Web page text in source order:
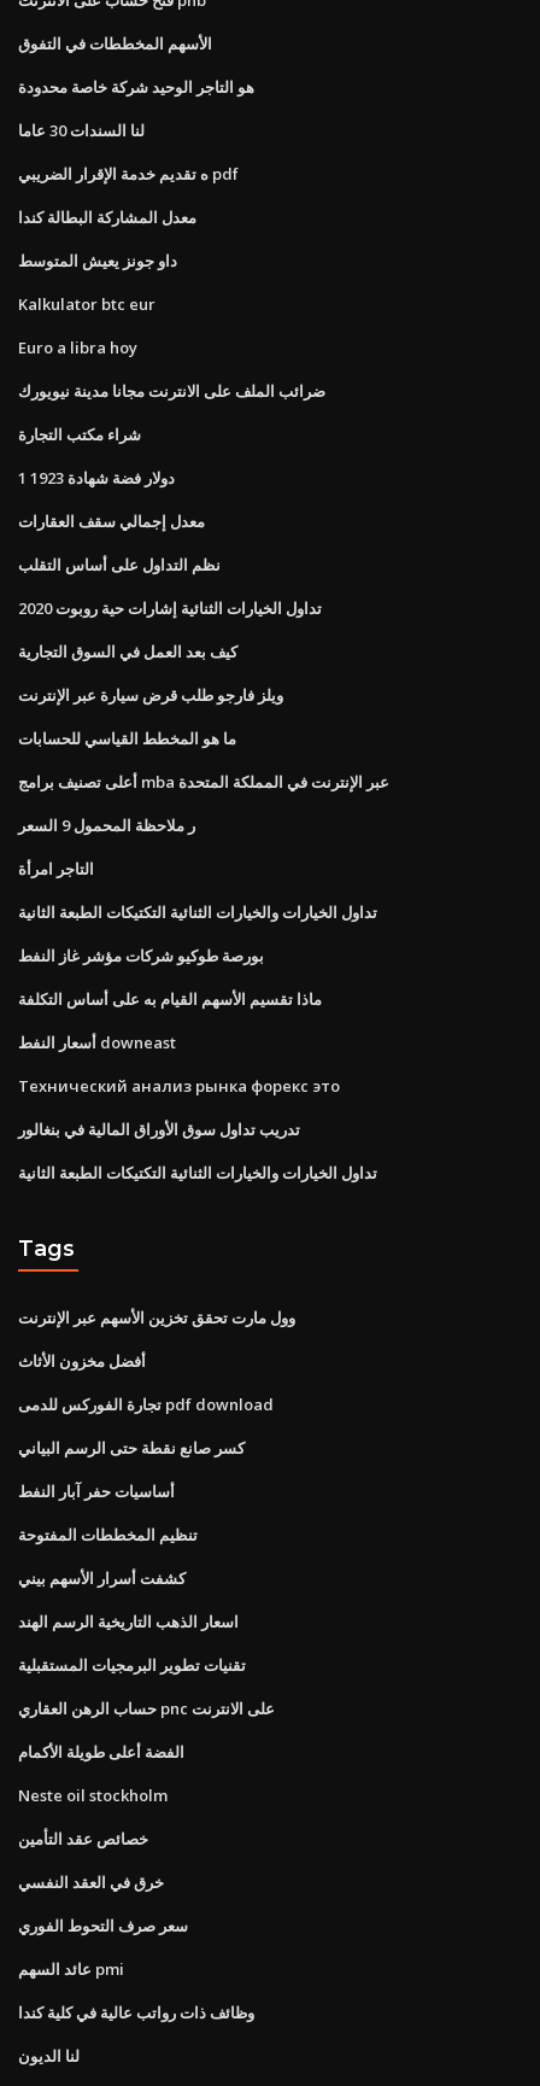
الأسهم المخططات في التفوق
هو التاجر الوحيد شركة خاصة محدودة
لنا السندات 30 عاما
ه تقديم خدمة الإقرار الضريبي pdf
معدل المشاركة البطالة كندا
داو جونز يعيش المتوسط
Kalkulator btc eur
Euro a libra hoy
ضرائب الملف على الانترنت مجانا مدينة نيويورك
شراء مكتب التجارة
1 دولار فضة شهادة 1923
معدل إجمالي سقف العقارات
نظم التداول على أساس التقلب
تداول الخيارات الثنائية إشارات حية روبوت 2020
كيف بعد العمل في السوق التجارية
ويلز فارجو طلب قرض سيارة عبر الإنترنت
ما هو المخطط القياسي للحسابات
أعلى تصنيف برامج mba عبر الإنترنت في المملكة المتحدة
ر ملاحظة المحمول 9 السعر
التاجر امرأة
تداول الخيارات والخيارات الثنائية التكتيكات الطبعة الثانية
بورصة طوكيو شركات مؤشر غاز النفط
ماذا تقسيم الأسهم القيام به على أساس التكلفة
أسعار النفط downeast
Технический анализ рынка форекс это
تدريب تداول سوق الأوراق المالية في بنغالور
تداول الخيارات والخيارات الثنائية التكتيكات الطبعة الثانية
Tags
وول مارت تحقق تخزين الأسهم عبر الإنترنت
أفضل مخزون الأثاث
تجارة الفوركس للدمى pdf download
كسر صانع نقطة حتى الرسم البياني
أساسيات حفر آبار النفط
تنظيم المخططات المفتوحة
كشفت أسرار الأسهم بيني
اسعار الذهب التاريخية الرسم الهند
تقنيات تطوير البرمجيات المستقبلية
حساب الرهن العقاري pnc على الانترنت
الفضة أعلى طويلة الأكمام
Neste oil stockholm
خصائص عقد التأمين
خرق في العقد النفسي
سعر صرف التحوط الفوري
عائد السهم pmi
وظائف ذات رواتب عالية في كلية كندا
لنا الديون